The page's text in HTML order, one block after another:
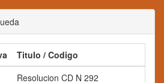
Titulo / Codigo
Resolucion CD N 292